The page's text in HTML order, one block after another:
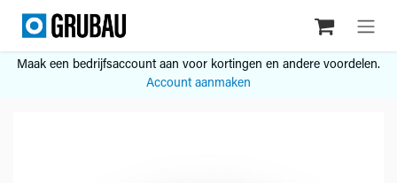
Overslaan naar inhoud
Maak een bedrijfsaccount aan voor kortingen en andere voordelen.
Account aanmaken